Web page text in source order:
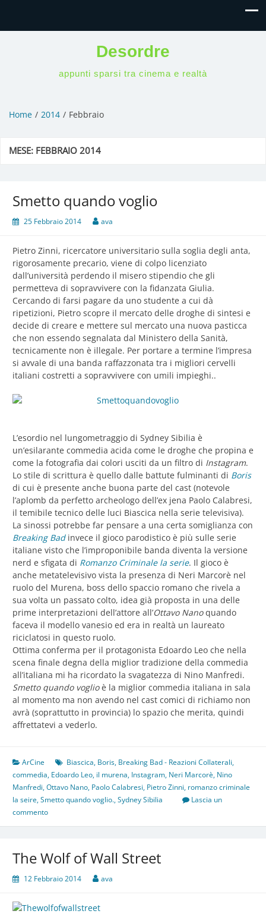
Desordre
appunti sparsi tra cinema e realtà
Home 2014 Febbraio
MESE: FEBBRAIO 2014
Smetto quando voglio
25 Febbraio 2014 ava
Pietro Zinni, ricercatore universitario sulla soglia degli anta,
rigorosamente precario, viene di colpo licenziato
dall’università perdendo il misero stipendio che gli
permetteva di sopravvivere con la fidanzata Giulia.
Cercando di farsi pagare da uno studente a cui dà
ripetizioni, Pietro scopre il mercato delle droghe di sintesi e
decide di creare e mettere sul mercato una nuova pasticca
che non essendo segnalata dal Ministero della Sanità,
tecnicamente non è illegale. Per portare a termine l’impresa
si avvale di una banda raffazzonata tra i migliori cervelli
italiani costretti a sopravvivere con umili impieghi..
L’esordio nel lungometraggio di Sydney Sibilia è
un’esilarante commedia acida come le droghe che propina e
come la fotografia dai colori usciti da un filtro di Instagram.
Lo stile di scrittura è quello dalle battute fulminanti di Boris
di cui è presente anche buona parte del cast (notevole
l’aplomb da perfetto archeologo dell’ex jena Paolo Calabresi,
il temibile tecnico delle luci Biascica nella serie televisiva).
La sinossi potrebbe far pensare a una certa somiglianza con
Breaking Badinvece il gioco parodistico è più sulle serie
italiane visto che l’improponibile banda diventa la versione
nerd e sfigata di Romanzo Criminale la serie. Il gioco è
anche metatelevisivo vista la presenza di Neri Marcorè nel
ruolo del Murena, boss dello spaccio romano che rivela a
sua volta un passato colto, idea già proposta in una delle
prime interpretazioni dell’attore all’Ottavo Nanoquando
faceva il modello vanesio ed era in realtà un laureato
riciclatosi in questo ruolo.
Ottima conferma per il protagonista Edoardo Leo che nella
scena finale degna della miglior tradizione della commedia
all’italiana mi ha ricordato la svagatezza di Nino Manfredi.
Smetto quando voglioè la miglior commedia italiana in sala
al momento ma non avendo nel cast comici di richiamo non
avrà (soprattutto in provincia) lo spazio che merita, quindi
affrettatevi a vederlo.
ArCine Biascica, Boris, Breaking Bad - Reazioni Collaterali,
commedia, Edoardo Leo, il murena, Instagram, Neri Marcorè, Nino
Manfredi,Ottavo Nano, Paolo Calabresi, Pietro Zinni, romanzo criminale
la seire,Smetto quando voglio.,Sydney Sibilia
Lascia un
commento
The Wolf of Wall Street
12 Febbraio 2014 ava